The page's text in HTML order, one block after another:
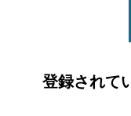
登録されて